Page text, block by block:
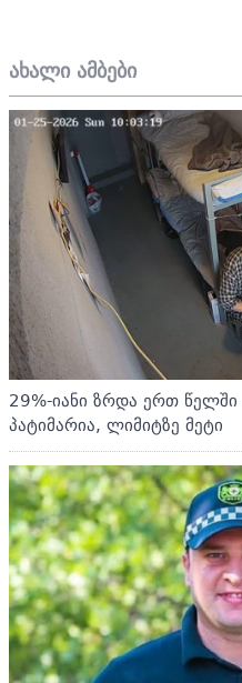
ახალი ამბები
29%-იანი ზრდა ერთ წელში
პატიმარია, ლიმიტზე მეტი